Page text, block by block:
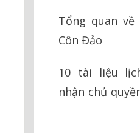
Tổng quan
Côn Đảo
10 tài liệu
nhận chủ